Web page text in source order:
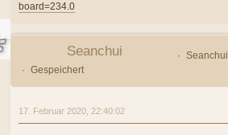
board=234.0
Seanchui
Seanchui
Gespeichert
17. Februar 2020, 22:40:02